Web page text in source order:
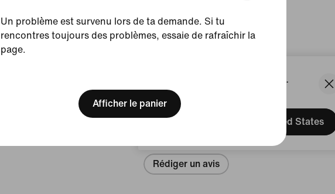
We think you are in United States.
Update your location?
United States
Un problème est survenu lors de ta demande. Si tu
rencontres toujours des problèmes, essaie de rafraîchir la
page.
Afficher le panier
Taille et coupe
Avis (erreur)
Rédiger un avis